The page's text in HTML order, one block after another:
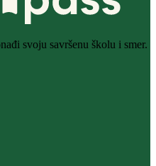
svoju savršenu školu i smer.